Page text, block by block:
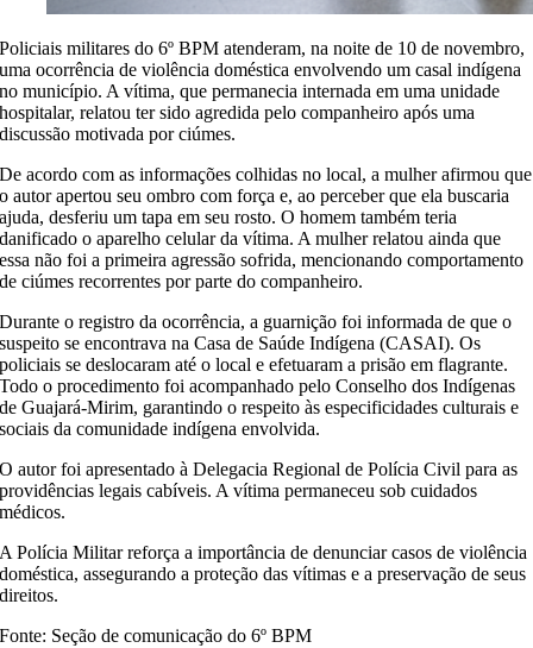
Policiais militares do 6º BPM atenderam, na noite de 10 de novembro,
uma ocorrência de violência doméstica envolvendo um casal indígena
no município. A vítima, que permanecia internada em uma unidade
hospitalar, relatou ter sido agredida pelo companheiro após uma
discussão motivada por ciúmes.
De acordo com as informações colhidas no local, a mulher afirmou que
o autor apertou seu ombro com força e, ao perceber que ela buscaria
ajuda, desferiu um tapa em seu rosto. O homem também teria
danificado o aparelho celular da vítima. A mulher relatou ainda que
essa não foi a primeira agressão sofrida, mencionando comportamento
de ciúmes recorrentes por parte do companheiro.
Durante o registro da ocorrência, a guarnição foi informada de que o
suspeito se encontrava na Casa de Saúde Indígena (CASAI). Os
policiais se deslocaram até o local e efetuaram a prisão em flagrante.
Todo o procedimento foi acompanhado pelo Conselho dos Indígenas
de Guajará-Mirim, garantindo o respeito às especificidades culturais e
sociais da comunidade indígena envolvida.
O autor foi apresentado à Delegacia Regional de Polícia Civil para as
providências legais cabíveis. A vítima permaneceu sob cuidados
médicos.
A Polícia Militar reforça a importância de denunciar casos de violência
doméstica, assegurando a proteção das vítimas e a preservação de seus
direitos.
Fonte: Seção de comunicação do 6º BPM